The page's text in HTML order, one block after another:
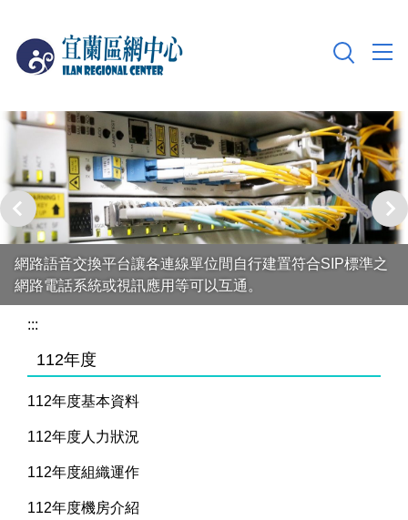
主
容
網路語音交換平台讓各連線單位間自行建置符合SIP標準之
網路電話系統或視訊應用等可以互通。
:::
112年度
112年度基本資料
112年度人力狀況
112年度組織運作
112年度機房介紹